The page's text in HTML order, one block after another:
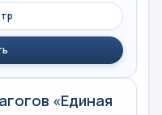
«Единая